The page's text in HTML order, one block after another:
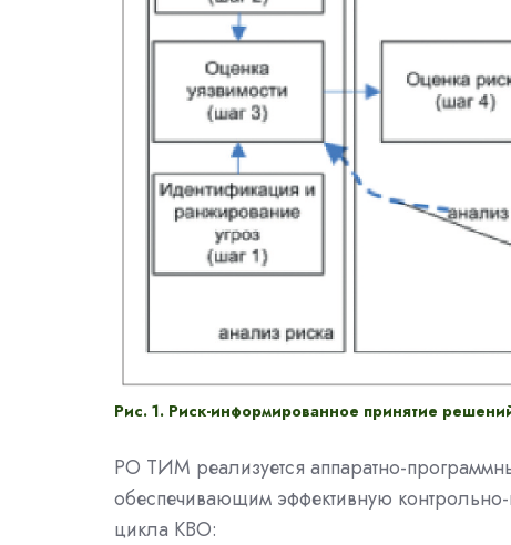
Рис. 1. Риск-информированное принятие
РО ТИМ реализуется аппаратно-
обеспечивающим эффективную
цикла КВО: